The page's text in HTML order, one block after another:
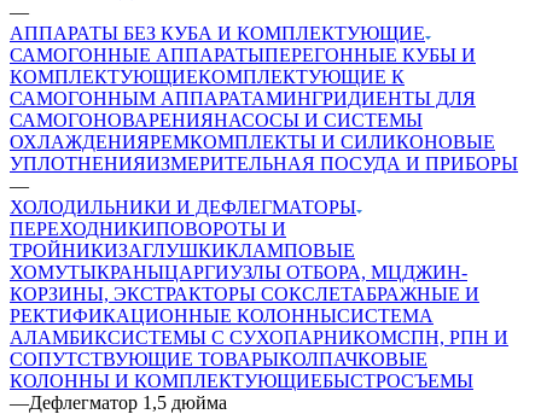
—
АППАРАТЫ БЕЗ КУБА И КОМПЛЕКТУЮЩИЕ
САМОГОННЫЕ АППАРАТЫПЕРЕГОННЫЕ КУБЫ И
КОМПЛЕКТУЮЩИЕКОМПЛЕКТУЮЩИЕ К
САМОГОННЫМ АППАРАТАМИНГРИДИЕНТЫ ДЛЯ
САМОГОНОВАРЕНИЯНАСОСЫ И СИСТЕМЫ
ОХЛАЖДЕНИЯРЕМКОМПЛЕКТЫ И СИЛИКОНОВЫЕ
УПЛОТНЕНИЯИЗМЕРИТЕЛЬНАЯ ПОСУДА И ПРИБОРЫ
—
ХОЛОДИЛЬНИКИ И ДЕФЛЕГМАТОРЫ
ПЕРЕХОДНИКИПОВОРОТЫ И
ТРОЙНИКИЗАГЛУШКИКЛАМПОВЫЕ
ХОМУТЫКРАНЫЦАРГИУЗЛЫ ОТБОРА, МЦДЖИН-
КОРЗИНЫ, ЭКСТРАКТОРЫ СОКСЛЕТАБРАЖНЫЕ И
РЕКТИФИКАЦИОННЫЕ КОЛОННЫСИСТЕМА
АЛАМБИКСИСТЕМЫ С СУХОПАРНИКОМСПН, РПН И
СОПУТСТВУЮЩИЕ ТОВАРЫКОЛПАЧКОВЫЕ
КОЛОННЫ И КОМПЛЕКТУЮЩИЕБЫСТРОСЪЕМЫ
—Дефлегматор 1,5 дюйма